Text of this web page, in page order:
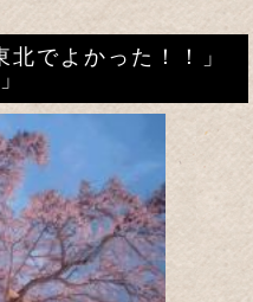
でよかった！！」